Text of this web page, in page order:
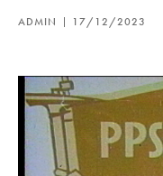
ADMIN 17/12/2023